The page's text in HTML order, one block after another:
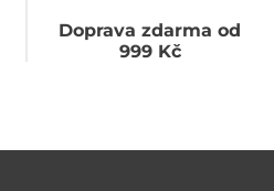
Doprava zdarma od
999 Kč